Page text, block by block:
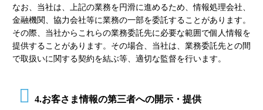
なお、当社は、上記の業務を円滑に進めるため、情報処理会社、
金融機関、協力会社等に業務の一部を委託することがあります。
その際、当社からこれらの業務委託先に必要な範囲で個人情報を
提供することがあります。その場合、当社は、業務委託先との間
で取扱いに関する契約を結ぶ等、適切な監督を行います。
4.お客さま情報の第三者への開示・提供